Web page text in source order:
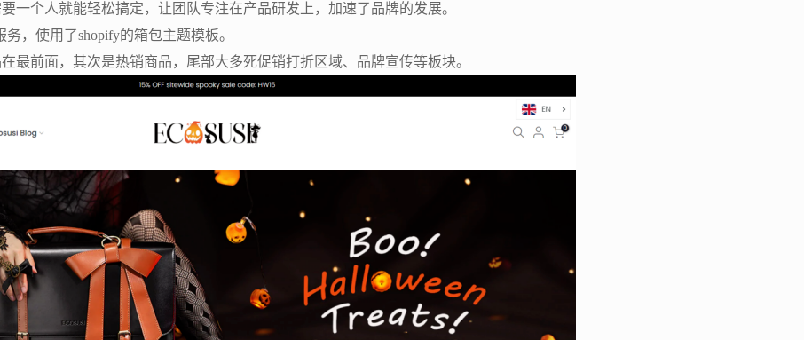
一个人就能轻松搞定，让团队专注在产品研发上，加速了品牌的发展。
务，使用了shopify的箱包主题模板。
最前面，其次是热销商品，尾部大多死促销打折区域、品牌宣传等板块。